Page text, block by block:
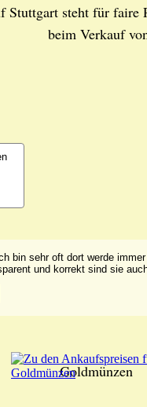
Stuttgart steht für faire
beim Verkauf
bin sehr oft dort werde
und korrekt sind sie
Goldmünzen